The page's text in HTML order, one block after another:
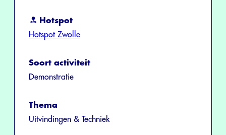
Hotspot
Hotspot Zwolle
Soort activiteit
Demonstratie
Thema
Uitvindingen & Techniek